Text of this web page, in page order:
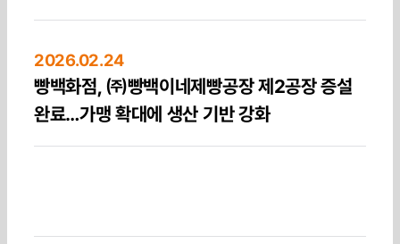
2026.02.24
빵백화점, ㈜빵백이네제빵공장 제2공장 증설
완료…가맹 확대에 생산 기반 강화